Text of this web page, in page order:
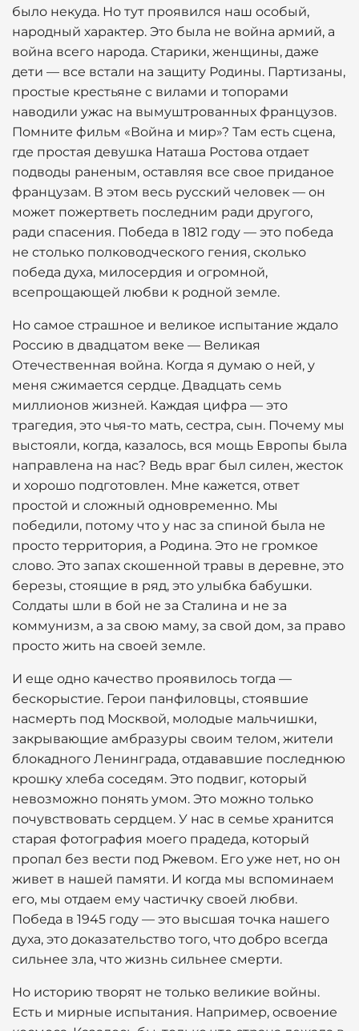
было некуда. Но тут проявился наш особый,
народный характер. Это была не война армий, а
война всего народа. Старики, женщины, даже
дети — все встали на защиту Родины. Партизаны,
простые крестьяне с вилами и топорами
наводили ужас на вымуштрованных французов.
Помните фильм «Война и мир»? Там есть сцена,
где простая девушка Наташа Ростова отдает
подводы раненым, оставляя все свое приданое
французам. В этом весь русский человек — он
может пожертветь последним ради другого,
ради спасения. Победа в 1812 году — это победа
не столько полководческого гения, сколько
победа духа, милосердия и огромной,
всепрощающей любви к родной земле.
Но самое страшное и великое испытание ждало
Россию в двадцатом веке — Великая
Отечественная война. Когда я думаю о ней, у
меня сжимается сердце. Двадцать семь
миллионов жизней. Каждая цифра — это
трагедия, это чья-то мать, сестра, сын. Почему мы
выстояли, когда, казалось, вся мощь Европы была
направлена на нас? Ведь враг был силен, жесток
и хорошо подготовлен. Мне кажется, ответ
простой и сложный одновременно. Мы
победили, потому что у нас за спиной была не
просто территория, а Родина. Это не громкое
слово. Это запах скошенной травы в деревне, это
березы, стоящие в ряд, это улыбка бабушки.
Солдаты шли в бой не за Сталина и не за
коммунизм, а за свою маму, за свой дом, за право
просто жить на своей земле.
И еще одно качество проявилось тогда —
бескорыстие. Герои панфиловцы, стоявшие
насмерть под Москвой, молодые мальчишки,
закрывающие амбразуры своим телом, жители
блокадного Ленинграда, отдававшие последнюю
крошку хлеба соседям. Это подвиг, который
невозможно понять умом. Это можно только
почувствовать сердцем. У нас в семье хранится
старая фотография моего прадеда, который
пропал без вести под Ржевом. Его уже нет, но он
живет в нашей памяти. И когда мы вспоминаем
его, мы отдаем ему частичку своей любви.
Победа в 1945 году — это высшая точка нашего
духа, это доказательство того, что добро всегда
сильнее зла, что жизнь сильнее смерти.
Но историю творят не только великие войны.
Есть и мирные испытания. Например, освоение